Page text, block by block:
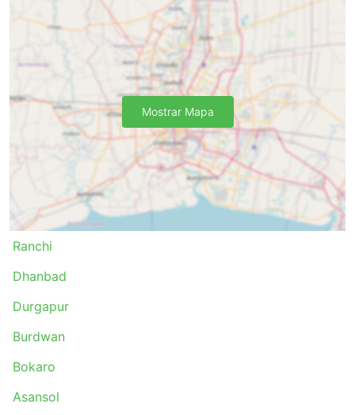
Ranchi
Dhanbad
Durgapur
Burdwan
Bokaro
Asansol
Mostrar Mapa